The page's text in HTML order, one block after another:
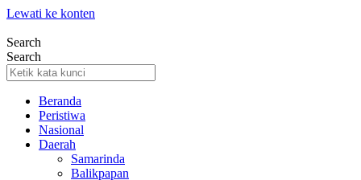
Lewati ke konten
Search
Search
Beranda
Peristiwa
Nasional
Daerah
Samarinda
Balikpapan